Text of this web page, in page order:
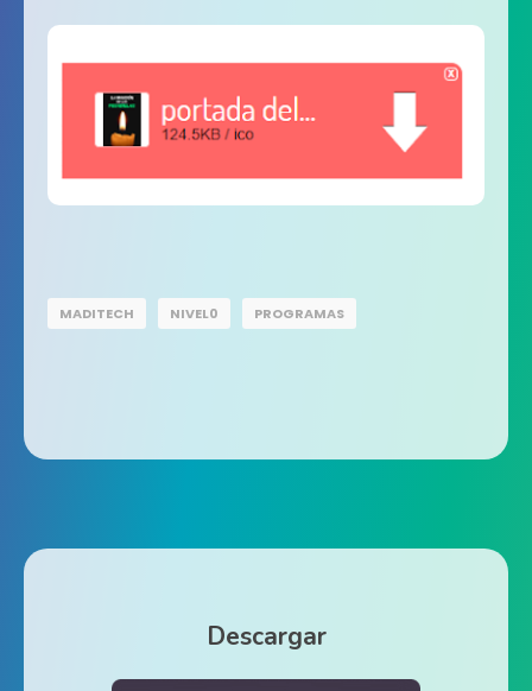
MADITECH NIVEL0 PROGRAMAS
Descargar